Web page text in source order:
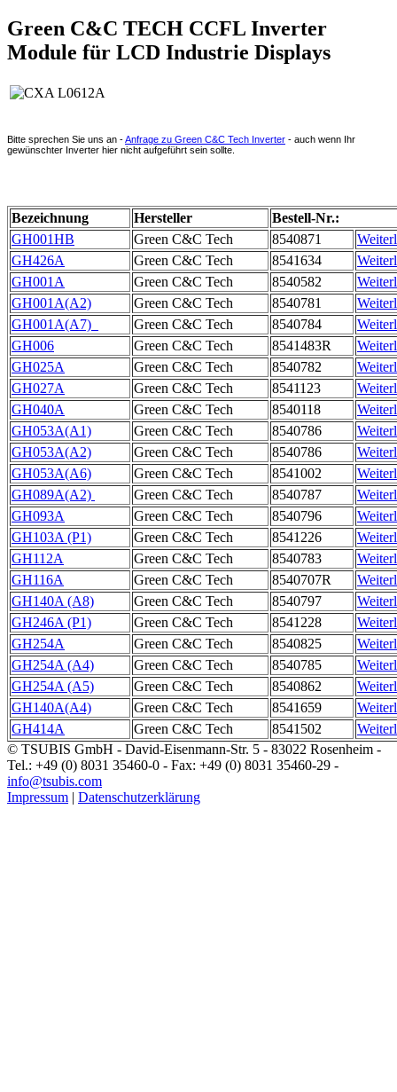
Green C&C TECH CCFL Inverter
Module für LCD Industrie Displays
Bitte sprechen Sie uns an -Anfrage zu Green C&C Tech Inverter - auch wenn Ihr
gewünschter Inverter hier nicht aufgeführt sein sollte.
Bezeichnung Hersteller
Bestell-Nr.:
GH001HB
Green C&C Tech 8540871
GH426A
Green C&C Tech 8541634
GH001A
Green C&C Tech 8540582
GH001A(A2)
Green C&C Tech 8540781
GH001A(A7)
Green C&C Tech 8540784
GH006
Green C&C Tech 8541483R
GH025A
Green C&C Tech 8540782
GH027A
Green C&C Tech 8541123
GH040A
Green C&C Tech 8540118
GH053A(A1)
Green C&C Tech 8540786
GH053A(A2)
Green C&C Tech 8540786
GH053A(A6)
Green C&C Tech 8541002
GH089A(A2)
Green C&C Tech 8540787
GH093A
Green C&C Tech 8540796
GH103A (P1)
Green C&C Tech 8541226
GH112A
Green C&C Tech 8540783
GH116A
Green C&C Tech 8540707R
GH140A (A8)
Green C&C Tech 8540797
GH246A (P1)
Green C&C Tech 8541228
GH254A
Green C&C Tech 8540825
GH254A (A4)
Green C&C Tech 8540785
GH254A (A5)
Green C&C Tech 8540862
GH140A(A4)
Green C&C Tech 8541659
GH414A
Green C&C Tech 8541502
© TSUBIS GmbH - David-Eisenmann-Str. 5 - 83022 Rosenheim -
Tel.: +49 (0) 8031 35460-0 - Fax: +49 (0) 8031 35460-29 -
info@tsubis.com
Impressum | Datenschutzerklärung